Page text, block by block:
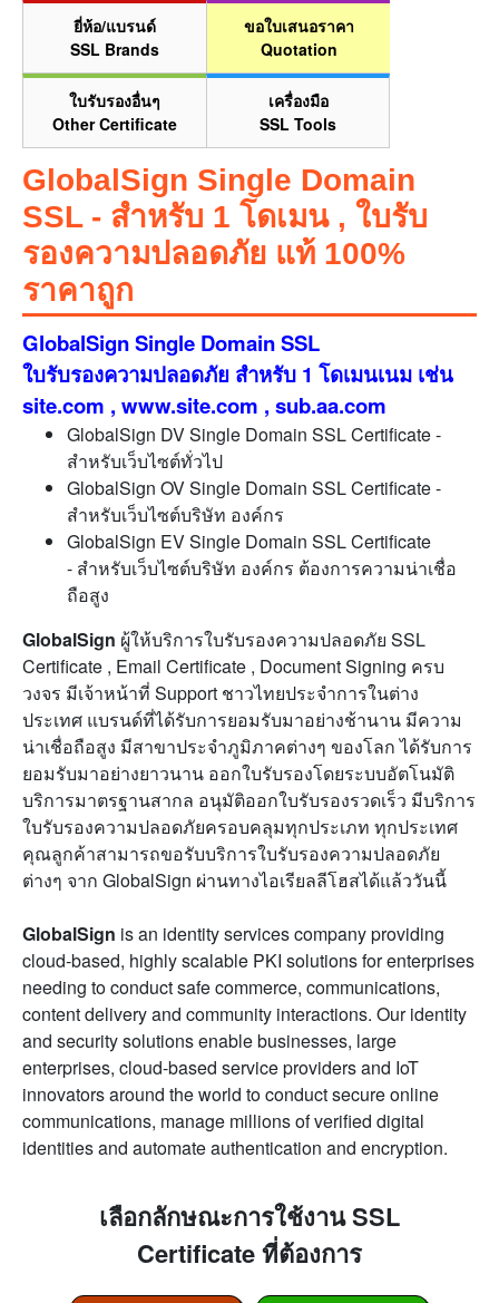
ยี่ห้อ/แบรนด์
SSL Brands
ขอใบเสนอราคา
Quotation
ใบรับรองอื่นๆ
Other Certificate
เครื่องมือ
SSL Tools
GlobalSign Single Domain
SSL - สำหรับ 1 โดเมน , ใบรับ
รองความปลอดภัย แท้ 100%
ราคาถูก
GlobalSign Single Domain SSL
ใบรับรองความปลอดภัย สำหรับ 1 โดเมนเนม เช่น
site.com , www.site.com , sub.aa.com
GlobalSign DV Single Domain SSL Certificate -
สำหรับเว็บไซต์ทั่วไป
GlobalSign OV Single Domain SSL Certificate -
สำหรับเว็บไซต์บริษัท องค์กร
GlobalSign EV Single Domain SSL Certificate
- สำหรับเว็บไซต์บริษัท องค์กร ต้องการความน่าเชื่อ
ถือสูง
GlobalSign ผู้ให้บริการใบรับรองความปลอดภัย SSL
Certificate , Email Certificate , Document Signing ครบ
วงจร มีเจ้าหน้าที่ Support ชาวไทยประจำการในต่าง
ประเทศ แบรนด์ที่ได้รับการยอมรับมาอย่างช้านาน มีความ
น่าเชื่อถือสูง มีสาขาประจำภูมิภาคต่างๆ ของโลก ได้รับการ
ยอมรับมาอย่างยาวนาน ออกใบรับรองโดยระบบอัตโนมัติ
บริการมาตรฐานสากล อนุมัติออกใบรับรองรวดเร็ว มีบริการ
ใบรับรองความปลอดภัยครอบคลุมทุกประเภท ทุกประเทศ
คุณลูกค้าสามารถขอรับบริการใบรับรองความปลอดภัย
ต่างๆ จาก GlobalSign ผ่านทางไอเรียลลีโฮสได้แล้ววันนี้
GlobalSign is an identity services company providing
cloud-based, highly scalable PKI solutions for enterprises
needing to conduct safe commerce, communications,
content delivery and community interactions. Our identity
and security solutions enable businesses, large
enterprises, cloud-based service providers and IoT
innovators around the world to conduct secure online
communications, manage millions of verified digital
identities and automate authentication and encryption.
เลือกลักษณะการใช้งาน SSL
Certificate ที่ต้องการ